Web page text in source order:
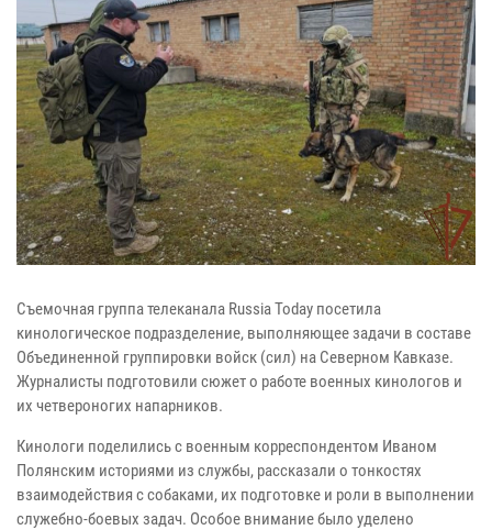
Съемочная группа телеканала Russia Today посетила
кинологическое подразделение, выполняющее задачи в составе
Объединенной группировки войск (сил) на Северном Кавказе.
Журналисты подготовили сюжет о работе военных кинологов и
их четвероногих напарников.
Кинологи поделились с военным корреспондентом Иваном
Полянским историями из службы, рассказали о тонкостях
взаимодействия с собаками, их подготовке и роли в выполнении
служебно-боевых задач. Особое внимание было уделено